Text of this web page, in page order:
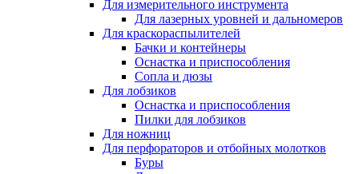
Для измерительного инструмента
Для лазерных уровней и дальномеров
Для краскораспылителей
Бачки и контейнеры
Оснастка и приспособления
Сопла и дюзы
Для лобзиков
Оснастка и приспособления
Пилки для лобзиков
Для ножниц
Для перфораторов и отбойных молотков
Буры